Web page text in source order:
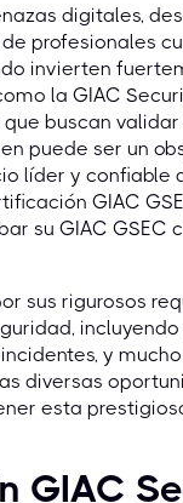
digitales,
profesionales
invierten
la GIAC
buscan
puede ser un
líder y confiable
GIAC
su GIAC GSEC
sus rigurosos
y
diversas
esta
GIAC